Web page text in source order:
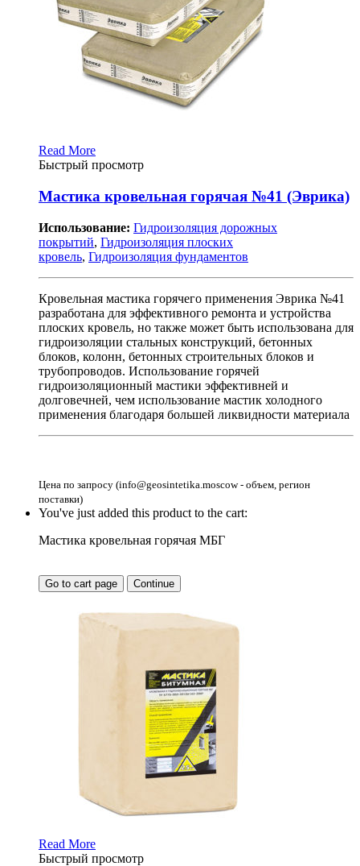
Read More
Быстрый просмотр
Мастика кровельная горячая №41 (Эврика)
Использование: Гидроизоляция дорожных
покрытий, Гидроизоляция плоских
кровель, Гидроизоляция фундаментов
Кровельная мастика горячего применения Эврика №41
разработана для эффективного ремонта и устройства
плоских кровель, но также может быть использована для
гидроизоляции стальных конструкций, бетонных
блоков, колонн, бетонных строительных блоков и
трубопроводов. Использование горячей
гидроизоляционный мастики эффективней и
долговечней, чем использование мастик холодного
применения благодаря большей ликвидности материала
Цена по запросу (info@geosintetika.moscow - объем, регион
поставки)
You've just added this product to the cart:
Мастика кровельная горячая МБГ
Go to cart page Continue
Read More
Быстрый просмотр